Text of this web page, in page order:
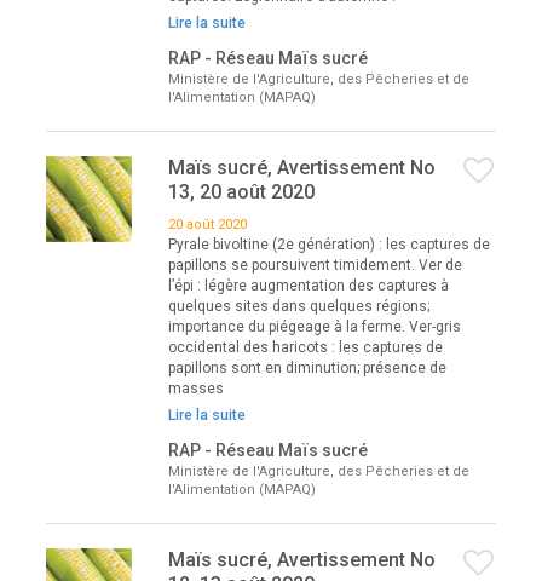
Lire la suite
RAP - Réseau Maïs sucré
Ministère de l'Agriculture, des Pêcheries et de
l'Alimentation (MAPAQ)
Maïs sucré, Avertissement No
13, 20 août 2020
20 août 2020
Pyrale bivoltine (2e génération) : les captures de
papillons se poursuivent timidement. Ver de
l’épi : légère augmentation des captures à
quelques sites dans quelques régions;
importance du piégeage à la ferme. Ver-gris
occidental des haricots : les captures de
papillons sont en diminution; présence de
masses
Lire la suite
RAP - Réseau Maïs sucré
Ministère de l'Agriculture, des Pêcheries et de
l'Alimentation (MAPAQ)
Maïs sucré, Avertissement No